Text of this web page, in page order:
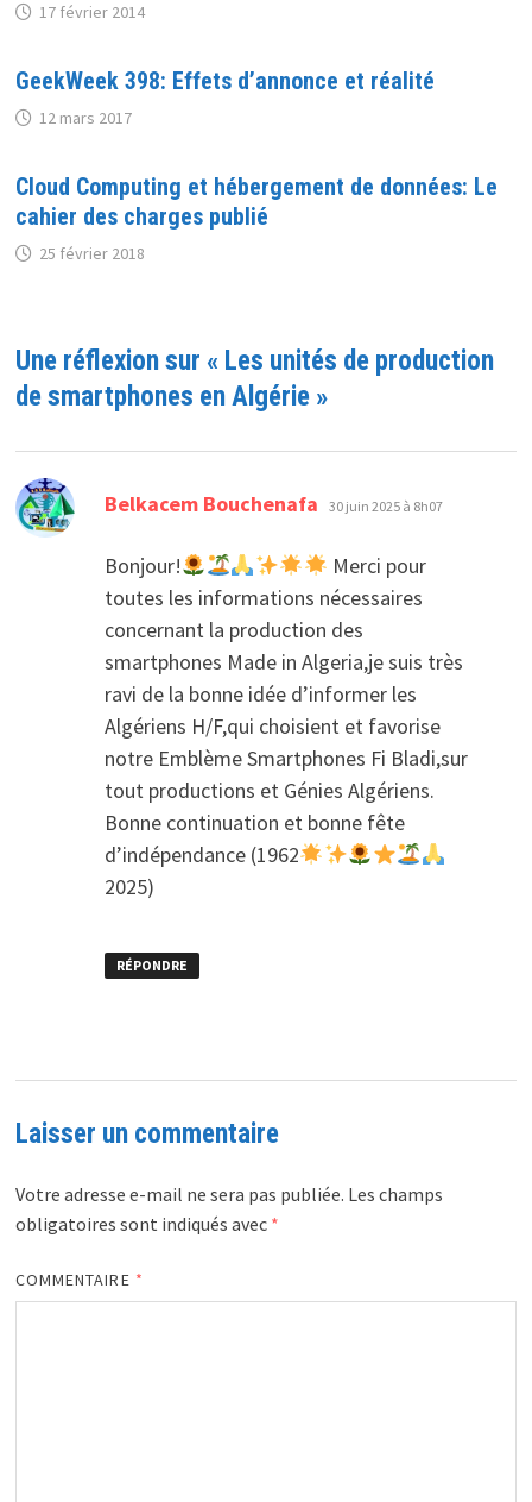
17 février 2014
GeekWeek 398: Effets d’annonce et réalité
12 mars 2017
Cloud Computing et hébergement de données: Le
cahier des charges publié
25 février 2018
Une réflexion sur « Les unités de production
de smartphones en Algérie»
Belkacem Bouchenafa dit :
30 juin 2025 à 8h07
Bonjour!
Merci pour
toutes les informations nécessaires
concernant la production des
smartphones Made in Algeria,je suis très
ravi de la bonne idée d’informer les
Algériens H/F,qui choisient et favorise
notre Emblème Smartphones Fi Bladi,sur
tout productions et Génies Algériens.
Bonne continuation et bonne fête
d’indépendance (1962
2025)
RÉPONDRE
Laisser un commentaire
Votre adresse e-mail ne sera pas publiée. Les champs
obligatoires sont indiqués avec *
COMMENTAIRE *